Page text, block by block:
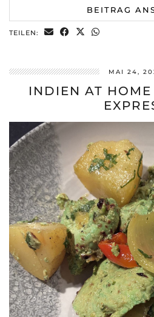
BEITRAG
TEILEN:
MAI 24,
INDIEN AT